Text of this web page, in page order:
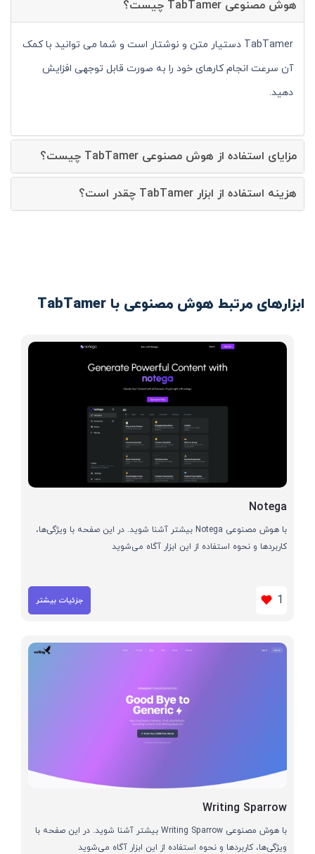
هوش مصنوعی TabTamer چیست؟
TabTamer دستیار متن و نوشتار است و شما می توانید با کمک
آن سرعت انجام کارهای خود را به صورت قابل توجهی افزایش
دهید.
مزایای استفاده از هوش مصنوعی TabTamer چیست؟
هزینه استفاده از ابزار TabTamer چقدر است؟
ابزارهای مرتبط هوش مصنوعی با TabTamer
Notega
با هوش مصنوعی Notega بیشتر آشنا شوید. در این صفحه با ویژگی‌ها،
کاربردها و نحوه استفاده از این ابزار آگاه می‌شوید
1 جزئیات بیشتر
Writing Sparrow
با هوش مصنوعی Writing Sparrow بیشتر آشنا شوید. در این صفحه با
ویژگی‌ها، کاربردها و نحوه استفاده از این ابزار آگاه می‌شوید